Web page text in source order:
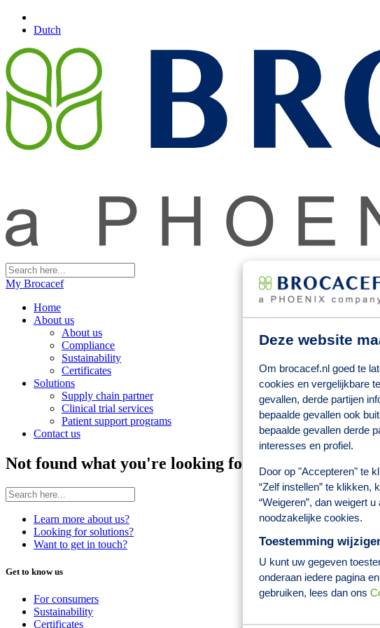
Deze website
Om brocacef.nl goed te
cookies en vergelijkbare
gevallen, derde partijen
bepaalde gevallen ook
bepaalde gevallen derde
interesses en profiel.
Door op "Accepteren" te
“Zelf instellen” te klikken,
“Weigeren”, dan weigert
noodzakelijke cookies.
Toestemming
U kunt uw gegeven
onderaan iedere pagina
gebruiken, lees dan ons
Dutch
My Brocacef
Home
About us
About us
Compliance
Sustainability
Certificates
Solutions
Supply chain partner
Clinical trial services
Patient support programs
Contact us
Not found what you're looking for?
Learn more about us?
Looking for solutions?
Want to get in touch?
Get to know us
For consumers
Sustainability
Certificates